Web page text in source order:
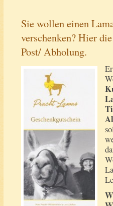
Sie wollen einen
verschenken? Hier
Post/ Abholung.